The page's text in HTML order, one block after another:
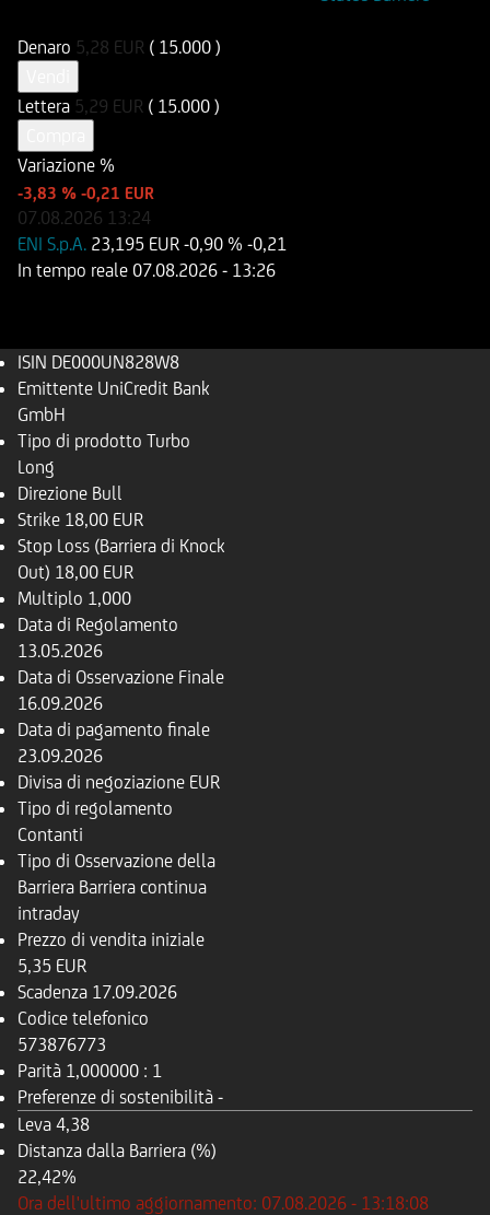
Denaro 5,28 EUR ( 15.000 )
Lettera 5,29 EUR ( 15.000 )
Variazione %
-3,83 % -0,21 EUR
07.08.2026 13:24
ENI S.p.A. 23,195 EUR -0,90 % -0,21
In tempo reale 07.08.2026 - 13:26
ISIN DE000UN828W8
Emittente UniCredit Bank
GmbH
Tipo di prodotto Turbo
Long
Direzione Bull
Strike 18,00 EUR
Stop Loss (Barriera di Knock
Out) 18,00 EUR
Multiplo 1,000
Data di Regolamento
13.05.2026
Data di Osservazione Finale
16.09.2026
Data di pagamento finale
23.09.2026
Divisa di negoziazione EUR
Tipo di regolamento
Contanti
Tipo di Osservazione della
Barriera Barriera continua
intraday
Prezzo di vendita iniziale
5,35 EUR
Scadenza 17.09.2026
Codice telefonico
573876773
Parità 1,000000 : 1
Preferenze di sostenibilità -
Leva 4,38
Distanza dalla Barriera (%)
22,42%
Ora dell'ultimo aggiornamento: 07.08.2026 - 13:18:08